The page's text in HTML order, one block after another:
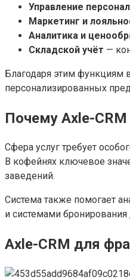
Управление
Маркетинг и
Аналитика и
Складской учёт —
Благодаря этим функциям
персонализированных
Почему Axle-
Сфера услуг требует
В кофейнях ключевое
заведений.
Система также помогает
и системами
Axle-CRM для